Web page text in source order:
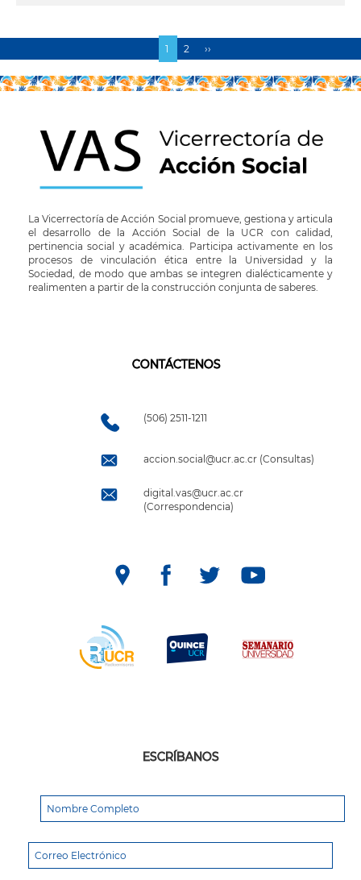
Página
actual
1 Page
2
Siguiente
página
››
La Vicerrectoría de Acción Social promueve, gestiona y articula
el desarrollo de la Acción Social de la UCR con calidad,
pertinencia social y académica. Participa activamente en los
procesos de vinculación ética entre la Universidad y la
Sociedad, de modo que ambas se integren dialécticamente y
realimenten a partir de la construcción conjunta de saberes.
CONTÁCTENOS
(506) 2511-1211
accion.social@ucr.ac.cr (Consultas)
digital.vas@ucr.ac.cr
(Correspondencia)
ESCRÍBANOS